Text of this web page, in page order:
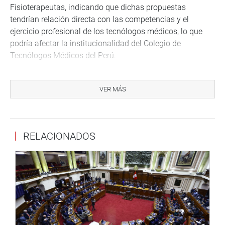
Fisioterapeutas, indicando que dichas propuestas
tendrían relación directa con las competencias y el
ejercicio profesional de los tecnólogos médicos, lo que
podría afectar la institucionalidad del Colegio de
Tecnólogos Médicos del Perú.
compromiso de escuchar las preocupaciones de los
distintos sectores profesionales y de promover espacios
legislativas responsables y consensuadas.
VER MÁS
RELACIONADOS